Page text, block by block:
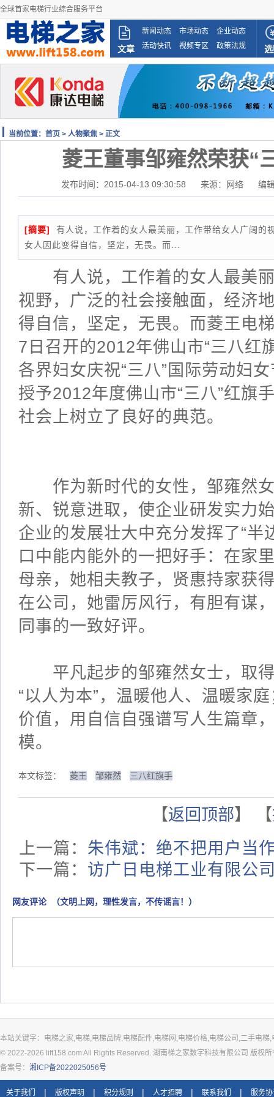
全球首家电梯行业综合服务平台
文章
新闻动态 市场动态
企业动态
活动快讯
视频专区 政策法规
当前位置： 首页 > 人物聚焦 > 正文
菱王董事邹雍然荣获“
发布时间：2015-04-13 09:30:58 来源：网络 编
[摘要]
有人说，工作着的女人最美丽，工作带给女人广阔的
女人因此变得自信，坚定，无畏。而...
有人说，工作着的女人最美丽
视野，广泛的社会接触面，经济
得自信，坚定，无畏。而菱王电
7日召开的2012年佛山市“三八红
各界妇女庆祝“三八”国际劳动妇
授予2012年度佛山市“三八”红旗
社会上树立了良好的典范。
作为新时代的女性，邹雍然女
新、锐意进取，使企业研发实力
企业的发展壮大中充分发挥了“半
口中能内能外的一把好手：在家
母亲，她相夫教子，贤惠持家获
在公司，她雷厉风行，有胆有谋
同事的一致好评。
平凡起步的邹雍然女士，取得
“以人为本”，温暖他人、温暖家
价值，用自信自强谱写人生篇章
模。
本文标签： 菱王 邹雍然 三八红旗手
【返回顶部】 【
上一篇： 朱伟斌：绝不把用户当
下一篇： 访广日电梯工业有限公
网友评论 （文明上网，理性发言，不传谣言！）
本站关键字：电梯之家,电梯,电梯品牌,电梯配件,电梯网,电梯价格,电梯公司,二手电梯
© 2022-2026 lift158.com All Rights Reserved. 湖南梯之家数字科技有限公司 版权所
备案号： 湘ICP备2022025056号
关于我们 | 版权声明 | 积分规则 | 人才招聘 | 联系我们 | 服务